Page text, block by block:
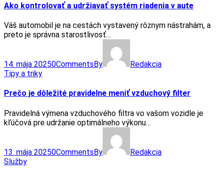
Ako kontrolovať a udržiavať systém riadenia v aute
Váš automobil je na cestách vystavený rôznym nástrahám, a
preto je správna starostlivosť…
14. mája 20250CommentsBy
Redakcia
Tipy a triky
Prečo je dôležité pravidelne meniť vzduchový filter
Pravidelná výmena vzduchového filtra vo vašom vozidle je
kľúčová pre udržanie optimálneho výkonu…
13. mája 20250CommentsBy
Redakcia
Služby